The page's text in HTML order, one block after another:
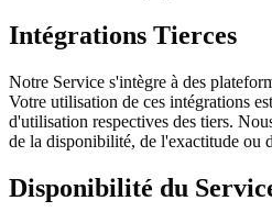
Intégrations Tierces
Notre Service s'intègre à des
Votre utilisation de ces intégrations
d'utilisation respectives des tiers.
de la disponibilité, de l'exactitude ou
Disponibilité du